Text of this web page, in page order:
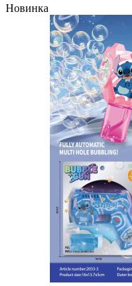
Новинка